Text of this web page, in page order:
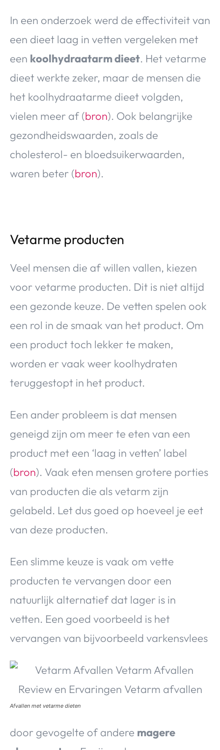
In een onderzoek werd de effectiviteit van
een dieet laag in vetten vergeleken met
een koolhydraatarm dieet. Het vetarme
dieet werkte zeker, maar de mensen die
het koolhydraatarme dieet volgden,
vielen meer af (bron). Ook belangrijke
gezondheidswaarden, zoals de
cholesterol- en bloedsuikerwaarden,
waren beter (bron).
Vetarme producten
Veel mensen die af willen vallen, kiezen
voor vetarme producten. Dit is niet altijd
een gezonde keuze. De vetten spelen ook
een rol in de smaak van het product. Om
een product toch lekker te maken,
worden er vaak weer koolhydraten
teruggestopt in het product.
Een ander probleem is dat mensen
geneigd zijn om meer te eten van een
product met een ‘laag in vetten’ label
(bron). Vaak eten mensen grotere porties
van producten die als vetarm zijn
gelabeld. Let dus goed op hoeveel je eet
van deze producten.
Een slimme keuze is vaak om vette
producten te vervangen door een
natuurlijk alternatief dat lager is in
vetten. Een goed voorbeeld is het
vervangen van bijvoorbeeld varkensvlees
Afvallen met vetarme dieten
door gevogelte of andere magere